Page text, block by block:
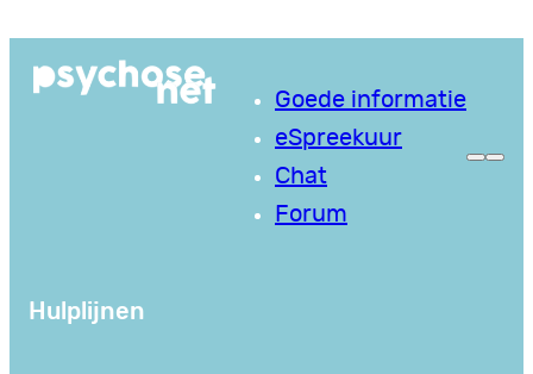
Goede informatie
eSpreekuur
Chat
Forum
Hulplijnen